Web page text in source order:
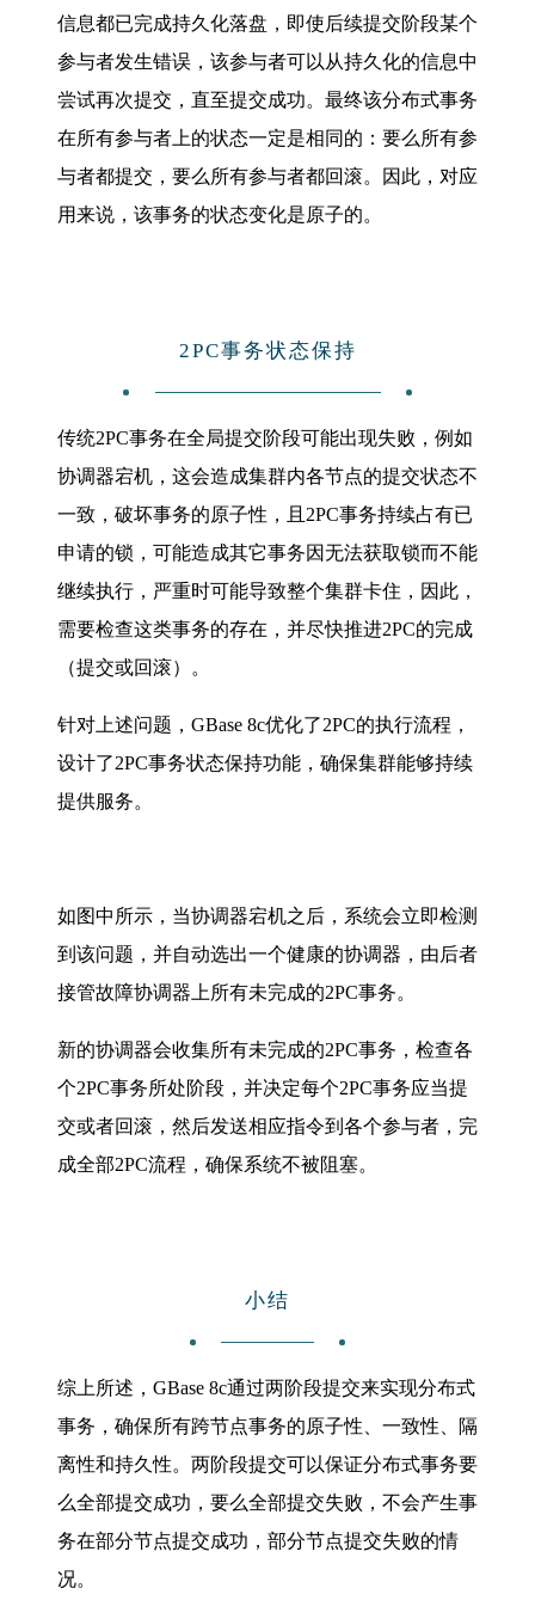
信息都已完成持久化落盘，即使后续提交阶段某个
参与者发生错误，该参与者可以从持久化的信息中
尝试再次提交，直至提交成功。最终该分布式事务
在所有参与者上的状态一定是相同的：要么所有参
与者都提交，要么所有参与者都回滚。因此，对应
用来说，该事务的状态变化是原子的。
2PC事务状态保持
传统2PC事务在全局提交阶段可能出现失败，例如
协调器宕机，这会造成集群内各节点的提交状态不
一致，破坏事务的原子性，且2PC事务持续占有已
申请的锁，可能造成其它事务因无法获取锁而不能
继续执行，严重时可能导致整个集群卡住，因此，
需要检查这类事务的存在，并尽快推进2PC的完成
（提交或回滚）。
针对上述问题，GBase 8c优化了2PC的执行流程，
设计了2PC事务状态保持功能，确保集群能够持续
提供服务。
如图中所示，当协调器宕机之后，系统会立即检测
到该问题，并自动选出一个健康的协调器，由后者
接管故障协调器上所有未完成的2PC事务。
新的协调器会收集所有未完成的2PC事务，检查各
个2PC事务所处阶段，并决定每个2PC事务应当提
交或者回滚，然后发送相应指令到各个参与者，完
成全部2PC流程，确保系统不被阻塞。
小结
综上所述，GBase 8c通过两阶段提交来实现分布式
事务，确保所有跨节点事务的原子性、一致性、隔
离性和持久性。两阶段提交可以保证分布式事务要
么全部提交成功，要么全部提交失败，不会产生事
务在部分节点提交成功，部分节点提交失败的情
况。